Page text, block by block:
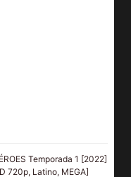
Temporada 1 [2022]
720p, Latino, MEGA]